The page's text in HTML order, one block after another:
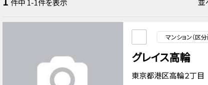
件中 1-1件を表示
マンション（区分
グレイス高輪
東京都港区高輪２丁目